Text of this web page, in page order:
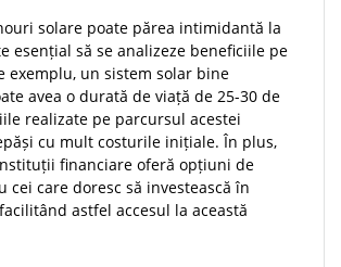
solare poate părea intimidantă la
esențial să se analizeze beneficiile pe
exemplu, un sistem solar bine
avea o durată de viață de 25-30 de
realizate pe parcursul acestei
cu mult costurile inițiale. În plus,
financiare oferă opțiuni de
cei care doresc să investească în
astfel accesul la această